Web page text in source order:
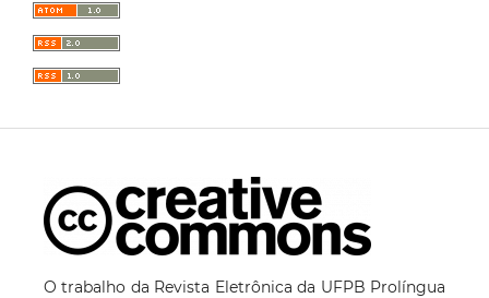
O trabalho da Revista Eletrônica da UFPB Prolíngua